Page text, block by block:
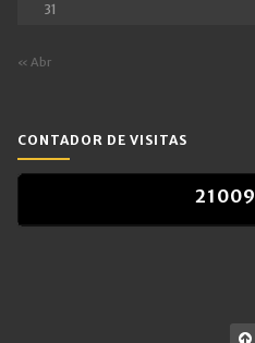
31
« Abr
CONTADOR DE VISITAS
21 009